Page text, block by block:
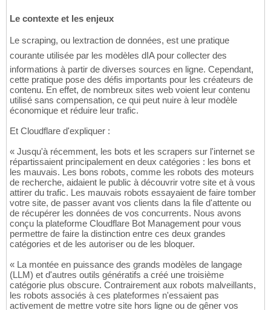
Le contexte et les enjeux
Le scraping, ou lextraction de données, est une pratique
courante utilisée par les modèles dIA pour collecter des
informations à partir de diverses sources en ligne. Cependant,
cette pratique pose des défis importants pour les créateurs de
contenu. En effet, de nombreux sites web voient leur contenu
utilisé sans compensation, ce qui peut nuire à leur modèle
économique et réduire leur trafic.
Et Cloudflare d'expliquer :
« Jusqu'à récemment, les bots et les scrapers sur l'internet se
répartissaient principalement en deux catégories : les bons et
les mauvais. Les bons robots, comme les robots des moteurs
de recherche, aidaient le public à découvrir votre site et à vous
attirer du trafic. Les mauvais robots essayaient de faire tomber
votre site, de passer avant vos clients dans la file d'attente ou
de récupérer les données de vos concurrents. Nous avons
conçu la plateforme Cloudflare Bot Management pour vous
permettre de faire la distinction entre ces deux grandes
catégories et de les autoriser ou de les bloquer.
« La montée en puissance des grands modèles de langage
(LLM) et d'autres outils génératifs a créé une troisième
catégorie plus obscure. Contrairement aux robots malveillants,
les robots associés à ces plateformes n'essaient pas
activement de mettre votre site hors ligne ou de gêner vos